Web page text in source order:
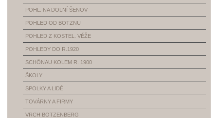
POHL. NA DOLNÍ ŠENOV
POHLED OD BOTZNU
POHLED Z KOSTEL. VĚŽE
POHLEDY DO R.1920
SCHÖNAU KOLEM R. 1900
ŠKOLY
SPOLKY A LIDÉ
TOVÁRNY A FIRMY
VRCH BOTZENBERG